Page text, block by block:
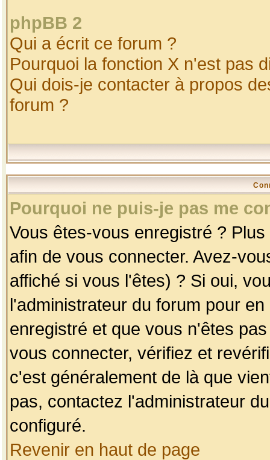
phpBB 2
Qui a écrit ce forum ?
Pourquoi la fonction X n'est pas
Qui dois-je contacter à propos
forum ?
Pourquoi ne puis-je pas me
Vous êtes-vous enregistré ?
afin de vous connecter. Avez-
affiché si vous l'êtes) ? Si oui,
l'administrateur du forum pour
enregistré et que vous n'êtes
vous connecter, vérifiez et
c'est généralement de là que
pas, contactez l'administrateur
configuré.
Revenir en haut de page